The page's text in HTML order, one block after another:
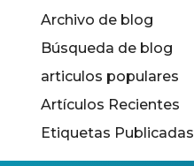
Archivo de blog
Búsqueda de blog
articulos populares
Artículos Recientes
Etiquetas Publicadas